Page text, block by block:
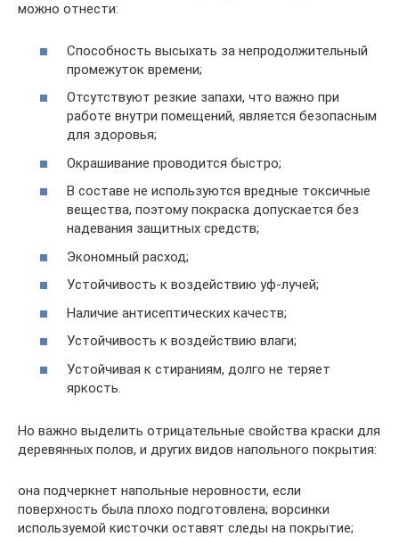
можно отнести:
Способность высыхать за непродолжительный
промежуток времени;
Отсутствуют резкие запахи, что важно при
работе внутри помещений, является безопасным
для здоровья;
Окрашивание проводится быстро;
В составе не используются вредные токсичные
вещества, поэтому покраска допускается без
надевания защитных средств;
Экономный расход;
Устойчивость к воздействию уф-лучей;
Наличие антисептических качеств;
Устойчивость к воздействию влаги;
Устойчивая к стираниям, долго не теряет
яркость.
Но важно выделить отрицательные свойства краски для
деревянных полов, и других видов напольного покрытия:
она подчеркнет напольные неровности, если
поверхность была плохо подготовлена; ворсинки
используемой кисточки оставят следы на покрытие;